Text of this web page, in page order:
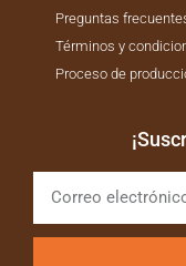
Preguntas
Términos y
Proceso de